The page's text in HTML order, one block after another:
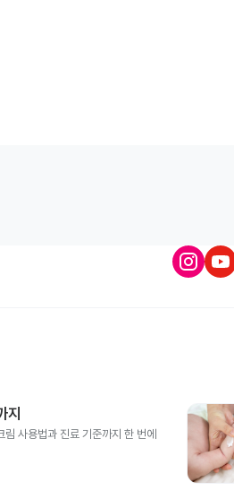
지
사용법과 진료 기준까지 한 번에